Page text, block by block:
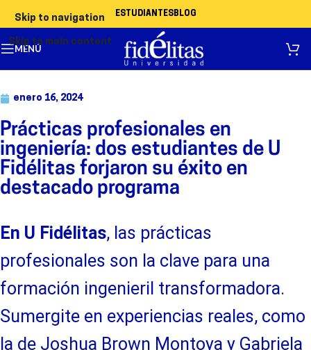
Skip to navigation
Skip to main content
ESTUDIANTESBLOG
MENÚ
enero 16, 2024
Prácticas profesionales en
ingeniería: dos estudiantes de U
Fidélitas forjaron su éxito en
destacado programa
En U Fidélitas, las prácticas
profesionales son la clave para una
formación ingenieril transformadora.
Sumergite en experiencias reales, como
la de Joshua Brown Montoya y Gabriela